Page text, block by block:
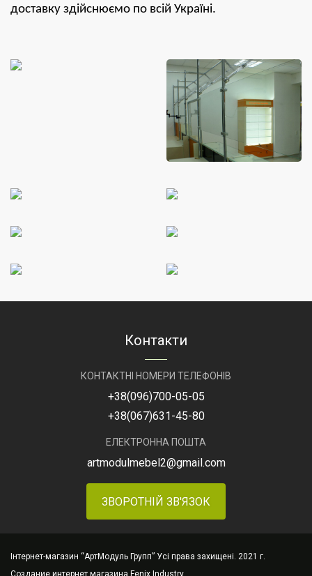
доставку здійснюємо по всій Україні.
Контакти
КОНТАКТНІ НОМЕРИ ТЕЛЕФОНІВ
+38(096)700-05-05
+38(067)631-45-80
ЕЛЕКТРОННА ПОШТА
artmodulmebel2@gmail.com
ЗВОРОТНІЙ ЗВ'ЯЗОК
Інтернет-магазин “АртМодуль Групп” Усі права захищені. 2021 г.
Создание интернет магазина Fenix Industry